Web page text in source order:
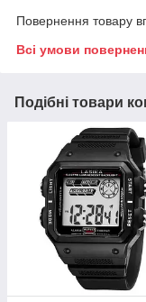
Повернення товару
Всі умови
Подібні товари